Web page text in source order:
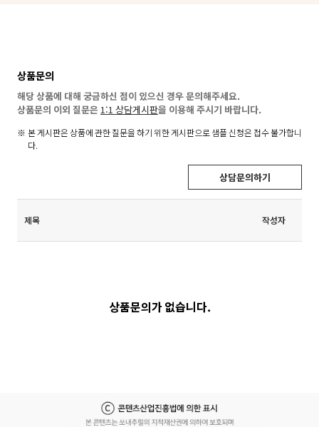
상품문의
해당 상품에 대해 궁금하신 점이 있으신 경우 문의해주세요.
상품문의 이외 질문은 1:1 상담게시판을 이용해 주시기 바랍니다.
본 게시판은 상품에 관한 질문을 하기 위한 게시판으로 샘플 신청은 접수 불가합니
다.
상담문의하기
제목 작성자
상품문의가 없습니다.